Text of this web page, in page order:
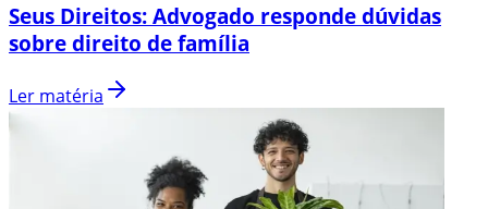
Seus Direitos: Advogado responde dúvidas
sobre direito de família
Ler matéria